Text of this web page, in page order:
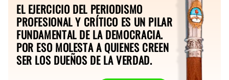
EL EJERCICIO DEL PERIODISMO
PROFESIONAL Y CRÍTICO ES UN PILAR
FUNDAMENTAL DE LA DEMOCRACIA.
POR ESO MOLESTA A QUIENES CREEN
SER LOS DUEÑOS DE LA VERDAD.